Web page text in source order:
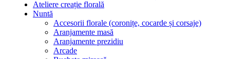
Ateliere creație florală
Nuntă
Accesorii florale (coronițe, cocarde și corsaje)
Aranjamente masă
Aranjamente prezidiu
Arcade